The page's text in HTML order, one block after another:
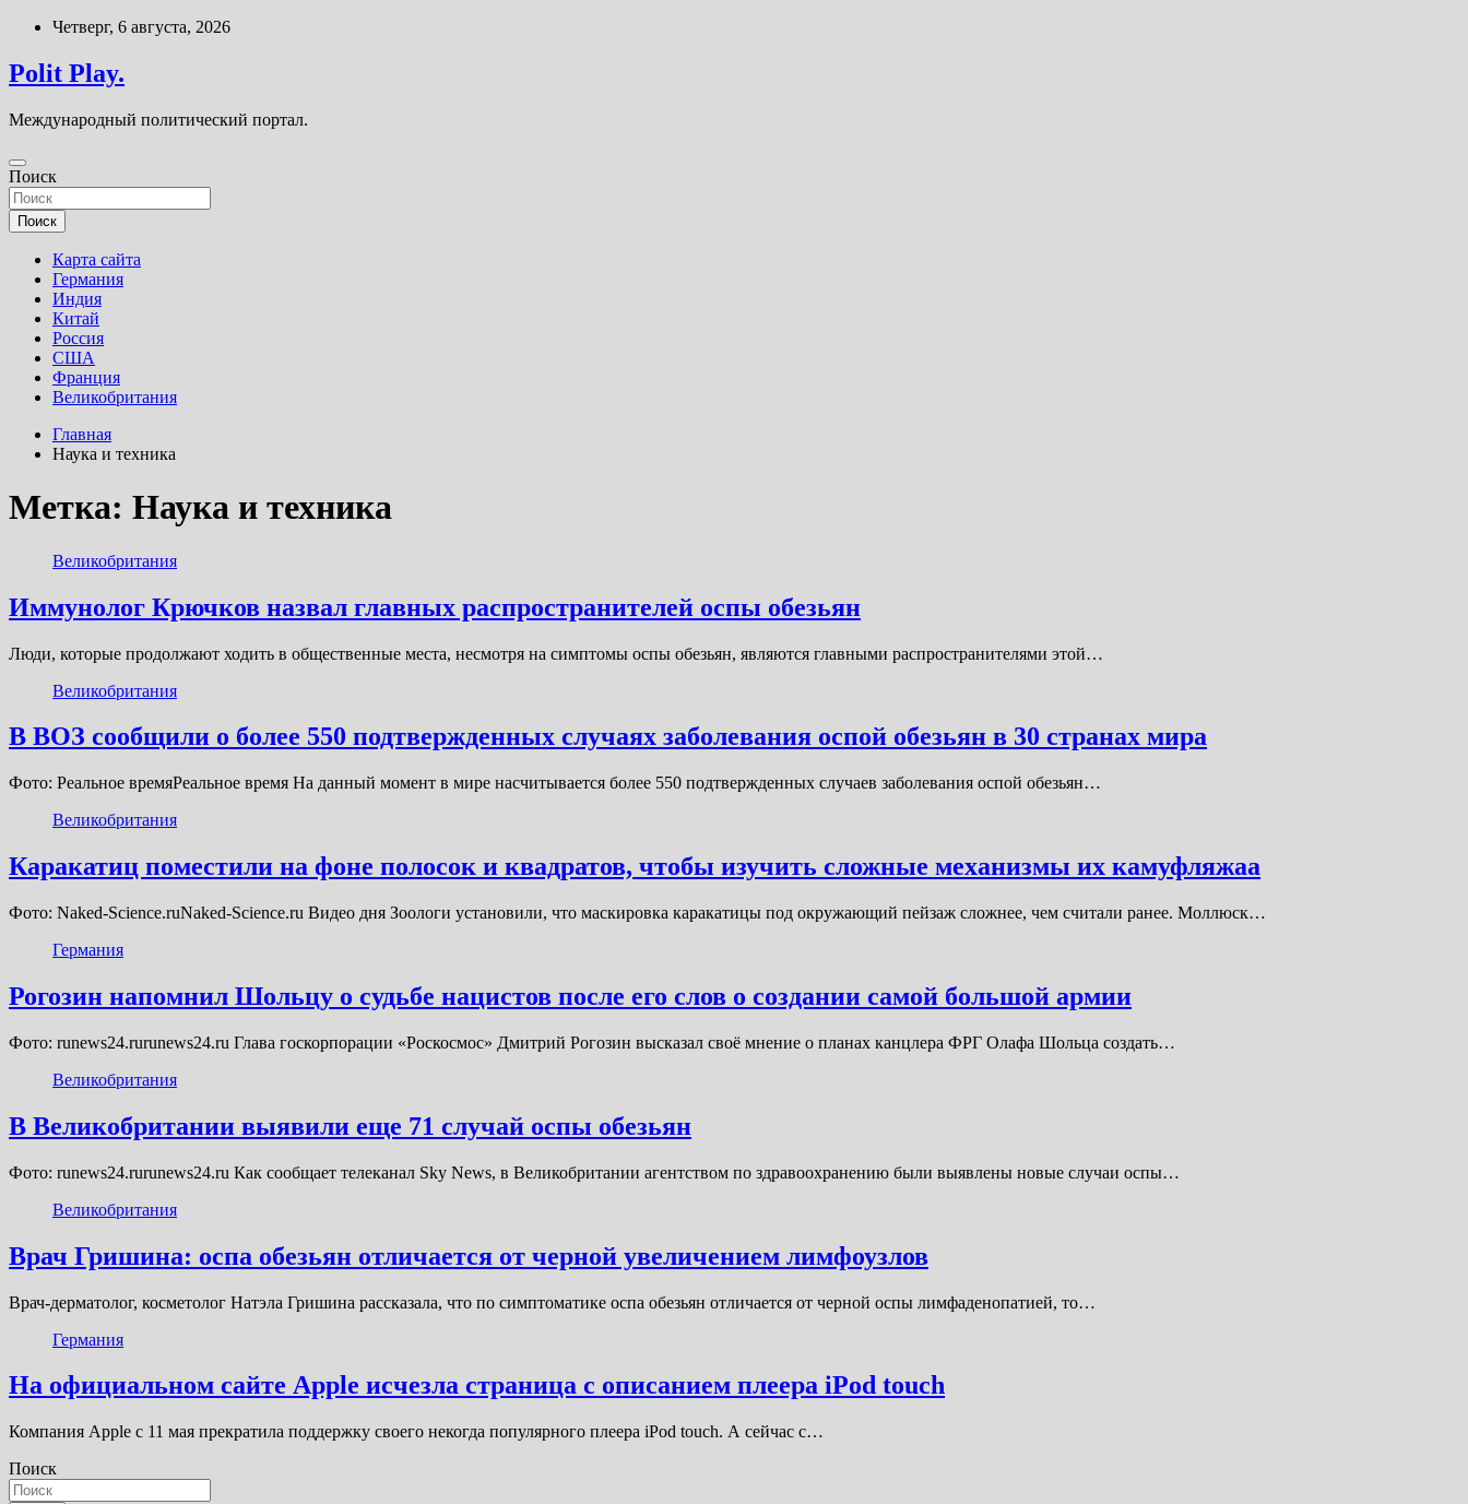
Перейти
содержимому
Четверг, 6 августа, 2026
Polit Play.
Международный политический портал.
Поиск
Поиск
Карта сайта
Германия
Индия
Китай
Россия
США
Франция
Великобритания
Главная
Наука и техника
Метка: Наука и техника
Великобритания
Иммунолог Крючков назвал главных распространителей оспы обезьян
Люди, которые продолжают ходить в общественные места, несмотря на симптомы оспы обезьян, являются главными распространителями этой…
Великобритания
В ВОЗ сообщили о более 550 подтвержденных случаях заболевания оспой обезьян в 30 странах мира
Фото: Реальное времяРеальное время На данный момент в мире насчитывается более 550 подтвержденных случаев заболевания оспой обезьян…
Великобритания
Каракатиц поместили на фоне полосок и квадратов, чтобы изучить сложные механизмы их камуфляжаа
Фото: Naked-Science.ruNaked-Science.ru Видео дня Зоологи установили, что маскировка каракатицы под окружающий пейзаж сложнее, чем считали ранее. Моллюск…
Германия
Рогозин напомнил Шольцу о судьбе нацистов после его слов о создании самой большой армии
Фото: runews24.rurunews24.ru Глава госкорпорации «Роскосмос» Дмитрий Рогозин высказал своё мнение о планах канцлера ФРГ Олафа Шольца создать…
Великобритания
В Великобритании выявили еще 71 случай оспы обезьян
Фото: runews24.rurunews24.ru Как сообщает телеканал Sky News, в Великобритании агентством по здравоохранению были выявлены новые случаи оспы…
Великобритания
Врач Гришина: оспа обезьян отличается от черной увеличением лимфоузлов
Врач-дерматолог, косметолог Натэла Гришина рассказала, что по симптоматике оспа обезьян отличается от черной оспы лимфаденопатией, то…
Германия
На официальном сайте Apple исчезла страница с описанием плеера iPod touch
Компания Apple c 11 мая прекратила поддержку своего некогда популярного плеера iPod touch. А сейчас с…
Поиск